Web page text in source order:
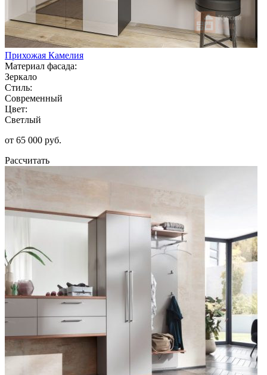
Прихожая Камелия
Материал фасада:
Зеркало
Стиль:
Современный
Цвет:
Светлый
от 65 000 руб.
Рассчитать